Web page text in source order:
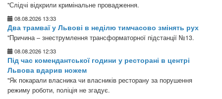
"Слідчі відкрили кримінальне провадження.
08.08.2026 13:33
Два трамваї у Львові в неділю тимчасово змінять рух
"Причина – знеструмлення трансформаторної підстанції №13.
08.08.2026 12:33
Під час комендантської години у ресторані в центрі
Львова вдарив ножем
"Як покарали власника чи власників ресторану за порушення
режиму роботи, поліція не згадує.